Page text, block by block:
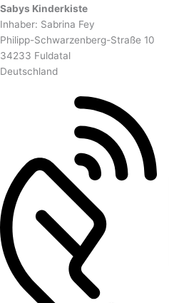
Sabys Kinderkiste
Inhaber: Sabrina Fey
Philipp-Schwarzenberg-Straße 10
34233 Fuldatal
Deutschland